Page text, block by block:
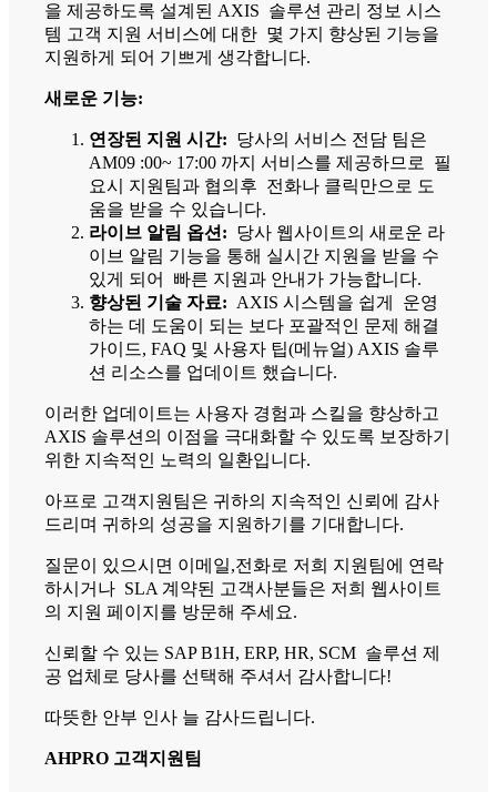
을 제공하도록 설계된 AXIS 솔루션 관리 정보 시스
템 고객 지원 서비스에 대한 몇 가지 향상된 기능을
지원하게 되어 기쁘게 생각합니다.
새로운 기능:
연장된 지원 시간: 당사의 서비스 전담 팀은
AM09 :00~ 17:00 까지 서비스를 제공하므로 필
요시 지원팀과 협의후 전화나 클릭만으로 도
움을 받을 수 있습니다.
라이브 알림 옵션: 당사 웹사이트의 새로운 라
이브 알림 기능을 통해 실시간 지원을 받을 수
있게 되어 빠른 지원과 안내가 가능합니다.
향상된 기술 자료: AXIS 시스템을 쉽게 운영
하는 데 도움이 되는 보다 포괄적인 문제 해결
가이드, FAQ 및 사용자 팁(메뉴얼) AXIS 솔루
션 리소스를 업데이트 했습니다.
이러한 업데이트는 사용자 경험과 스킬을 향상하고
AXIS 솔루션의 이점을 극대화할 수 있도록 보장하기
위한 지속적인 노력의 일환입니다.
아프로 고객지원팀은 귀하의 지속적인 신뢰에 감사
드리며 귀하의 성공을 지원하기를 기대합니다.
질문이 있으시면 이메일,전화로 저희 지원팀에 연락
하시거나 SLA 계약된 고객사분들은 저희 웹사이트
의 지원 페이지를 방문해 주세요.
신뢰할 수 있는 SAP B1H, ERP, HR, SCM 솔루션 제
공 업체로 당사를 선택해 주셔서 감사합니다!
따뜻한 안부 인사 늘 감사드립니다.
AHPRO 고객지원팀